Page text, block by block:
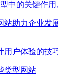
中的关键作用
站助力企业发
用户体验的技
类型网站